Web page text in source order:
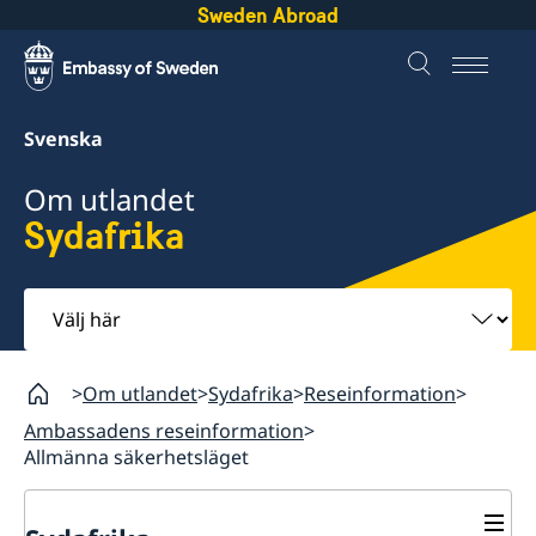
Sweden Abroad
Svenska
Om utlandet
Sydafrika
Välj
här
Om utlandet Sydafrika Reseinformation
Ambassadens reseinformation
Allmänna säkerhetsläget